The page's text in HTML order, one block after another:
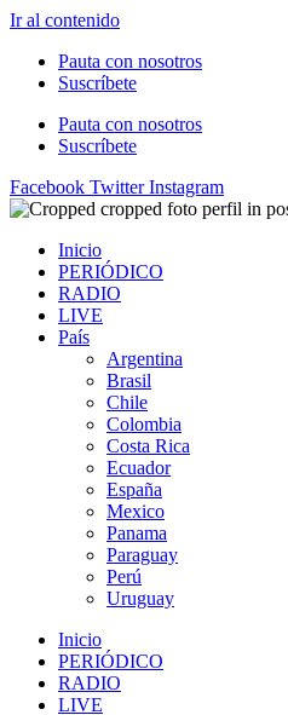
Ir al contenido
Pauta con nosotros
Suscríbete
Pauta con nosotros
Suscríbete
Facebook Twitter Instagram
Inicio
PERIÓDICO
RADIO
LIVE
País
Argentina
Brasil
Chile
Colombia
Costa Rica
Ecuador
España
Mexico
Panama
Paraguay
Perú
Uruguay
Inicio
PERIÓDICO
RADIO
LIVE